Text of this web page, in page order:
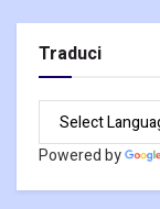
Traduci
Powered by